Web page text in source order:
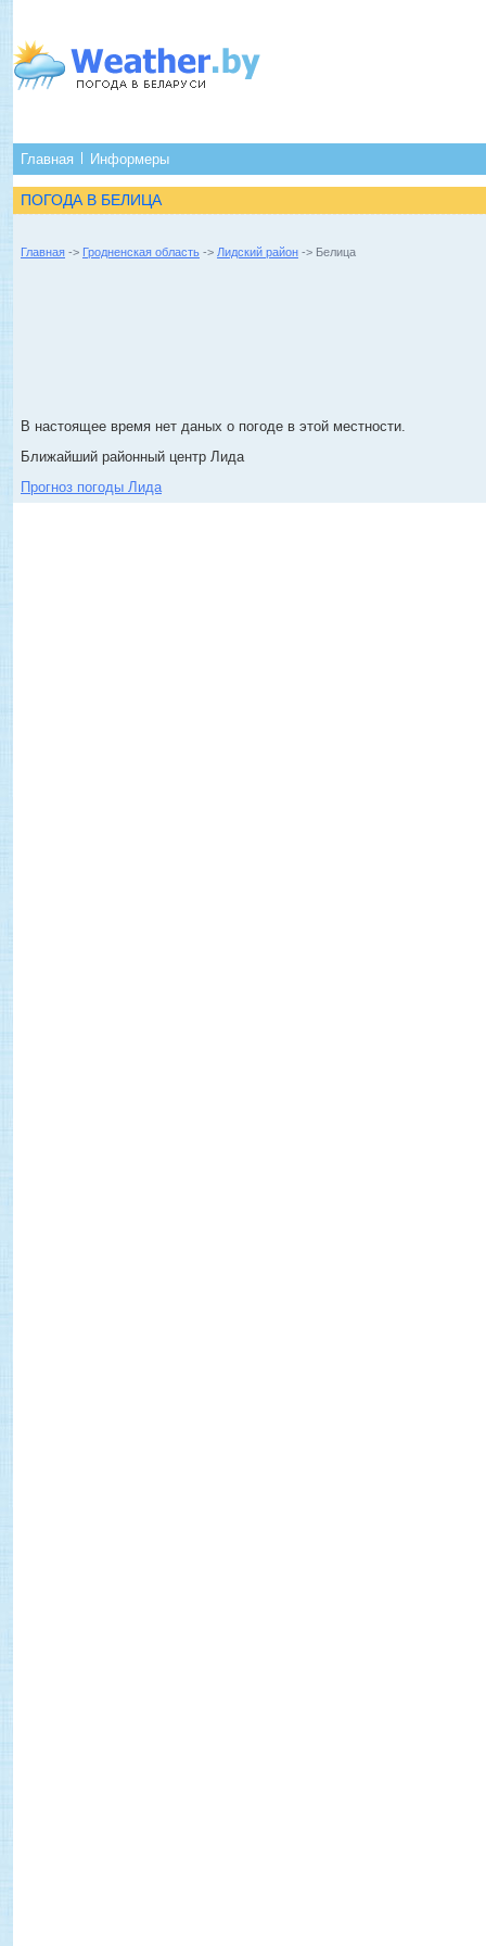
Главная Информеры
ПОГОДА В БЕЛИЦА
Главная -> Гродненская область -> Лидский район -> Белица
В настоящее время нет даных о погоде в этой местности.
Ближайший районный центр Лида
Прогноз погоды Лида